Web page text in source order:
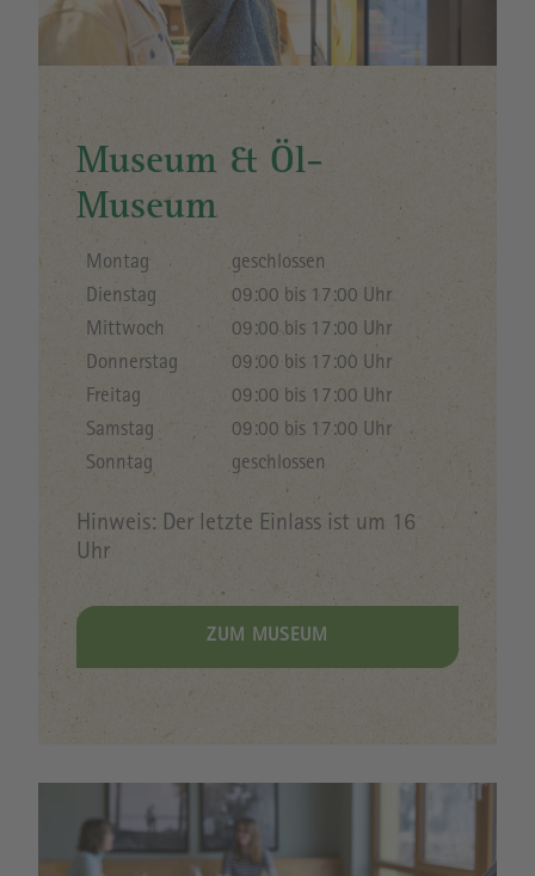
Museum & Öl-
Museum
Montag
geschlossen
Dienstag
09:00 bis 17:00 Uhr
Mittwoch
09:00 bis 17:00 Uhr
Donnerstag
09:00 bis 17:00 Uhr
Freitag
09:00 bis 17:00 Uhr
Samstag
09:00 bis 17:00 Uhr
Sonntag
geschlossen
Hinweis: Der letzte Einlass ist um 16
Uhr
ZUM MUSEUM